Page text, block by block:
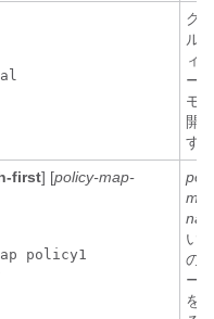
グ
ル
ィ
ー
モ
開
す
first] [policy-map-
policy1
い
の
ー
を